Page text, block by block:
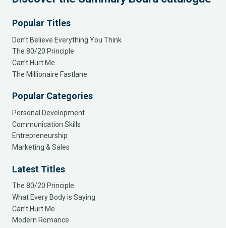
Popular Titles
Don’t Believe Everything You Think
The 80/20 Principle
Can’t Hurt Me
The Millionaire Fastlane
Popular Categories
Personal Development
Communication Skills
Entrepreneurship
Marketing & Sales
Latest Titles
The 80/20 Principle
What Every Body is Saying
Can’t Hurt Me
Modern Romance